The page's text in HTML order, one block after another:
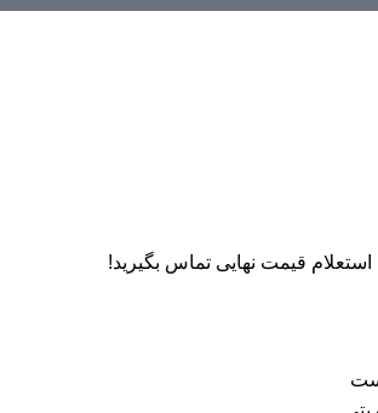
استعلام قیمت نهایی تماس بگیرید!